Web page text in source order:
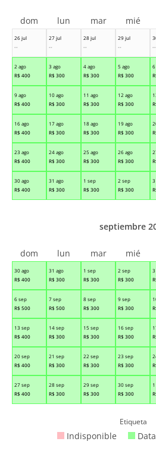
26 jul
--
27 jul
--
28 jul
--
29 jul
--
--
2 ago
R$ 400
3 ago
R$ 300
4 ago
R$ 300
5 ago
R$ 300
6
9 ago
R$ 400
10 ago
R$ 300
11 ago
R$ 300
12 ago
R$ 300
16 ago
R$ 400
17 ago
R$ 300
18 ago
R$ 300
19 ago
R$ 300
23 ago
R$ 400
24 ago
R$ 300
25 ago
R$ 300
26 ago
R$ 300
30 ago
R$ 400
31 ago
R$ 300
1 sep
R$ 300
2 sep
R$ 300
dom lun mar mié
30 ago
R$ 400
31 ago
R$ 300
1 sep
R$ 300
2 sep
R$ 300
6 sep
R$ 500
7 sep
R$ 500
8 sep
R$ 300
9 sep
R$ 300
13 sep
R$ 400
14 sep
R$ 300
15 sep
R$ 300
16 sep
R$ 300
20 sep
R$ 400
21 sep
R$ 300
22 sep
R$ 300
23 sep
R$ 300
27 sep
R$ 400
28 sep
R$ 300
29 sep
R$ 300
30 sep
R$ 300
septiembre
dom lun mar mié
Etiqueta
Indisponible